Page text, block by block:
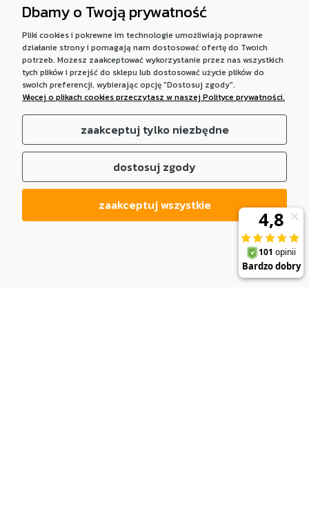
Dbamy o Twoją prywatność
Pliki cookies i pokrewne im technologie umożliwiają poprawne
działanie strony i pomagają nam dostosować ofertę do Twoich
potrzeb. Możesz zaakceptować wykorzystanie przez nas wszystkich
tych plików i przejść do sklepu lub dostosować użycie plików do
swoich preferencji, wybierając opcję "Dostosuj zgody".
Więcej o plikach cookies przeczytasz w naszej Polityce prywatności.
zaakceptuj tylko niezbędne
dostosuj zgody
zaakceptuj wszystkie